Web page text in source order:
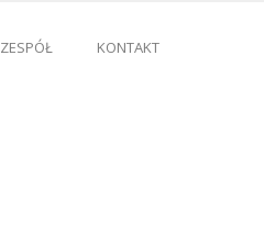
ZESPÓŁ KONTAKT